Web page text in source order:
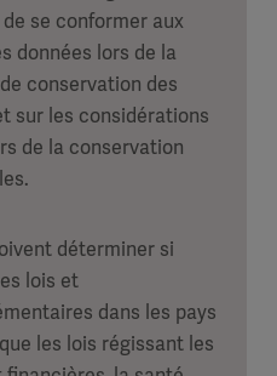
se conformer aux
données lors de la
conservation des
sur les considérations
de la conservation
déterminer si
lois et
dans les pays
les lois régissant les